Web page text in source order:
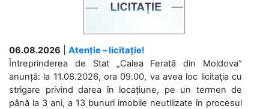
06.08.2026
Atenție – licitație!
Întreprinderea de Stat „Calea Ferată din Moldova”
anunță: la 11.08.2026, ora 09.00, va avea loc licitaţia cu
strigare privind darea în locațiune, pe un termen de
până la 3 ani, a 13 bunuri imobile neutilizate în procesul